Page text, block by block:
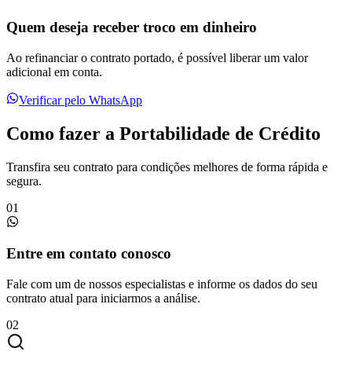
Quem deseja receber troco em dinheiro
Ao refinanciar o contrato portado, é possível liberar um valor
adicional em conta.
Verificar pelo WhatsApp
Como fazer a Portabilidade de Crédito
Transfira seu contrato para condições melhores de forma rápida e
segura.
01
Entre em contato conosco
Fale com um de nossos especialistas e informe os dados do seu
contrato atual para iniciarmos a análise.
02